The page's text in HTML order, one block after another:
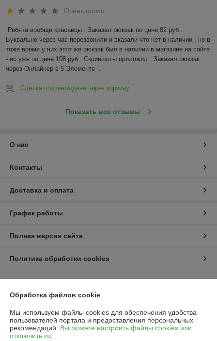
Очень плохо
Ребята вообще красавцы . Заказал рюкзак по цене 82 руб .
Буквально через час перезвонили и сказали что нет в наличии , но в
тоже время у них этот же рюкзак был в наличии в магазине на сайте
- но уже по цене 108 руб . Скриншоты приложил . Заказал рюкзак
через Онлайнер в 5 Элементе  .
Сделка подтверждена через корзину
Показать все отзывы
О нас
Контакты
Доставка и оплата
График работы
Полная версия сайта
Политика обработки cookies
Сайт создан на платформе Deal.by
Обработка файлов cookie
Мы используем файлы cookies для обеспечения удобства
пользователей портала и предоставления персональных
рекомендаций. Вы можете настроить файлы cookies или
отключить их.